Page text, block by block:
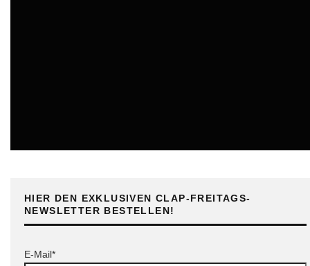
HIER DEN EXKLUSIVEN CLAP-FREITAGS-
NEWSLETTER BESTELLEN!
E-Mail*